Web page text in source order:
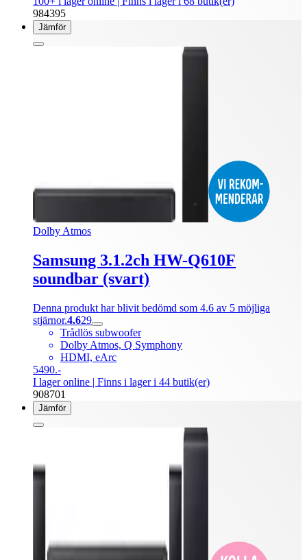
984395
Jämför
Dolby Atmos
Samsung 3.1.2ch HW-Q610F
soundbar (svart)
Denna produkt har blivit bedömd som 4.6 av 5 möjliga
stjärnor.4.629
Trådlös subwoofer
Dolby Atmos, Q Symphony
HDMI, eArc
5490.-
I lager online | Finns i lager i 44 butik(er)
908701
Jämför